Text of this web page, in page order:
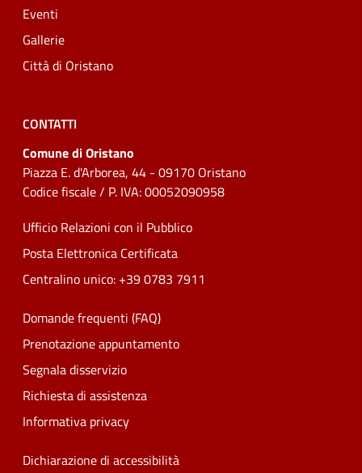
Eventi
Gallerie
Città di Oristano
CONTATTI
Comune di Oristano
Piazza E. d'Arborea, 44 - 09170 Oristano
Codice fiscale / P. IVA: 00052090958
Ufficio Relazioni con il Pubblico
Posta Elettronica Certificata
Centralino unico: +39 0783 7911
Domande frequenti (FAQ)
Prenotazione appuntamento
Segnala disservizio
Richiesta di assistenza
Informativa privacy
Dichiarazione di accessibilità